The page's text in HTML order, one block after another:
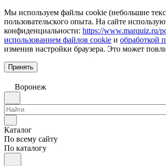
Мы используем файлы cookie (небольшие
пользовательского опыта. На сайте
конфиденциальности: https://www.marquiz.ru/
использованием файлов cookie и обработкой
изменив настройки браузера. Это может
Принять
Воронеж
Каталог
По всему сайту
По каталогу